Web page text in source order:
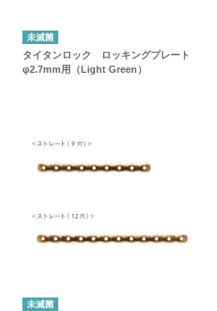
未滅菌
タイタンロック ロッキングプレート
φ2.7mm用（Light Green）
未滅菌